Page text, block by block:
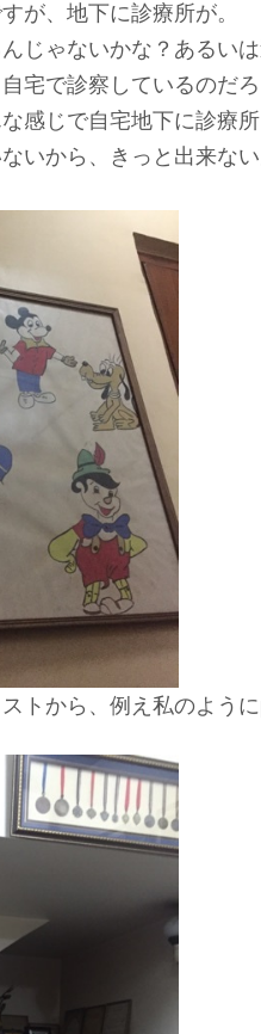
が、地下に診療所が。
じゃないかな？あるい
宅で診察しているのだろ
感じで自宅地下に診療所
いから、きっと出来な
トから、例え私のよう